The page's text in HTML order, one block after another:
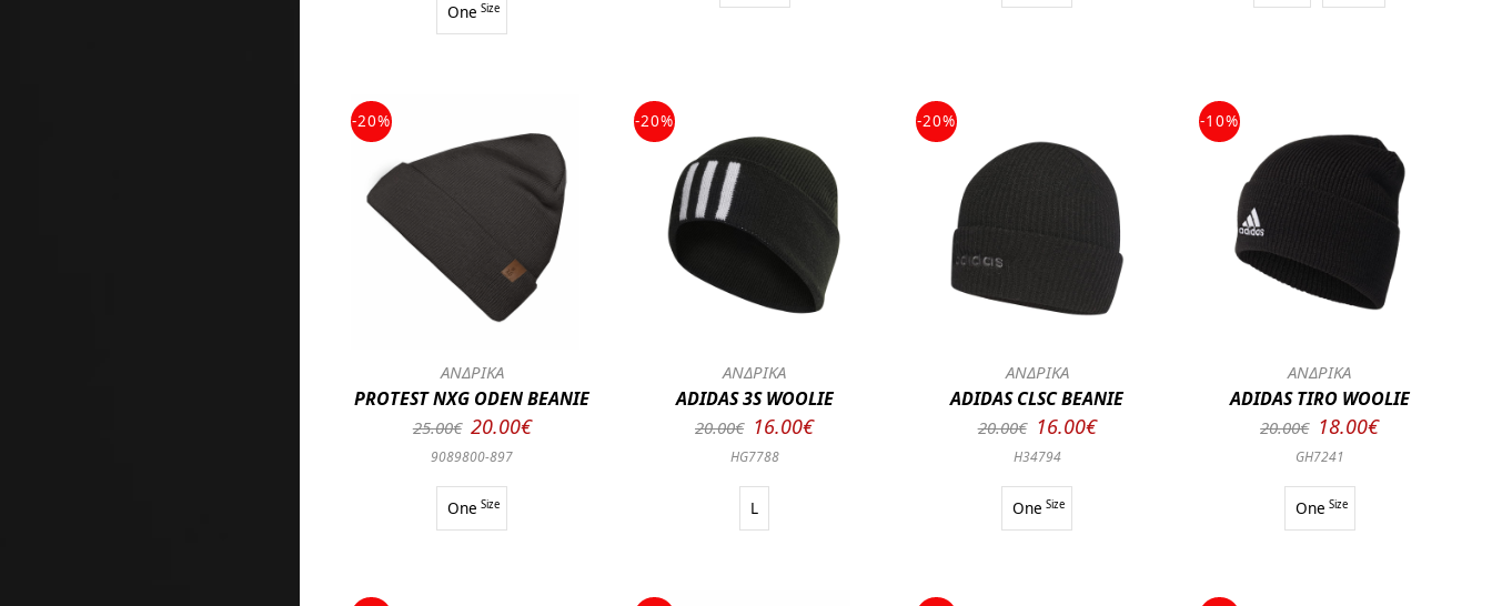
One Size
-20%
ΑΝΔΡΙΚΑ
PROTEST NXG ODEN BEANIE
25.00€ 20.00€
9089800-897
One Size
-20%
ΑΝΔΡΙΚΑ
ADIDAS 3S WOOLIE
20.00€ 16.00€
HG7788
L
-20%
ΑΝΔΡΙΚΑ
ADIDAS CLSC BEANIE
20.00€ 16.00€
H34794
One Size
-10%
ΑΝΔΡΙΚΑ
ADIDAS TIRO WOOLIE
20.00€ 18.00€
GH7241
One Size